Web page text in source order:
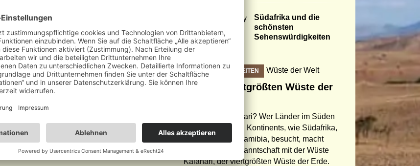
Südafrika und die
schönsten
Sehenswürdigkeiten
SEHENSWÜRDIGKEITEN
Kalahari viertgrößten Wüste der
Was ist die Kalahari? Wer Länder im Süden
des afrikanischen Kontinents, wie Südafrika,
Botswana oder Namibia, besucht, macht
unweigerlich Bekanntschaft mit der Wüste
Kalahari, der viertgrößten Wüste der Erde.